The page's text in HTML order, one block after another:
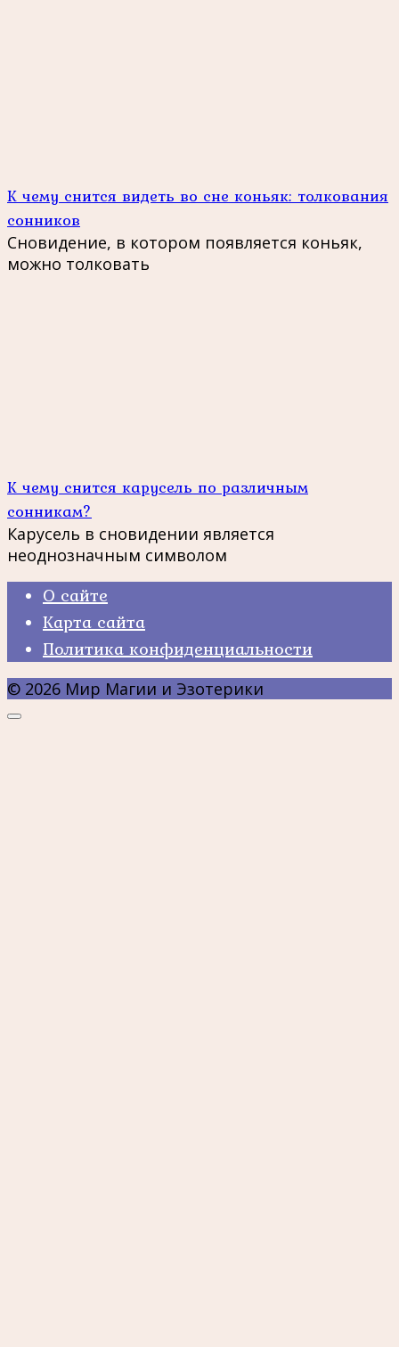
К чему снится видеть во сне коньяк: толкования
сонников
Сновидение, в котором появляется коньяк,
можно толковать
К чему снится карусель по различным
сонникам?
Карусель в сновидении является
неоднозначным символом
О сайте
Карта сайта
Политика конфиденциальности
© 2026 Мир Магии и Эзотерики